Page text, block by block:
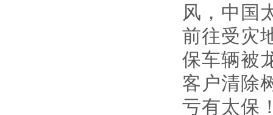
风，中国
前往受灾
保车辆被
客户清除
亏有太保